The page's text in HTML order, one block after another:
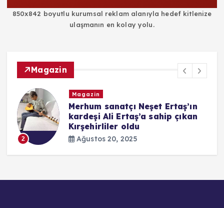
850x842 boyutlu kurumsal reklam alanıyla hedef kitlenize
ulaşmanın en kolay yolu.
Magazin
2
Magazin
Merhum sanatçı Neşet Ertaş’ın
kardeşi Ali Ertaş’a sahip çıkan
Kırşehirliler oldu
Ağustos 20, 2025